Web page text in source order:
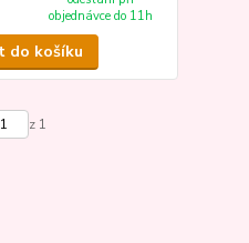
objednávce do 11h
do košíku
z 1